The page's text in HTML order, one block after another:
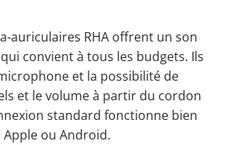
auriculaires RHA offrent un son
convient à tous les budgets. Ils
et la possibilité de
et le volume à partir du cordon
standard fonctionne bien
ou Android.